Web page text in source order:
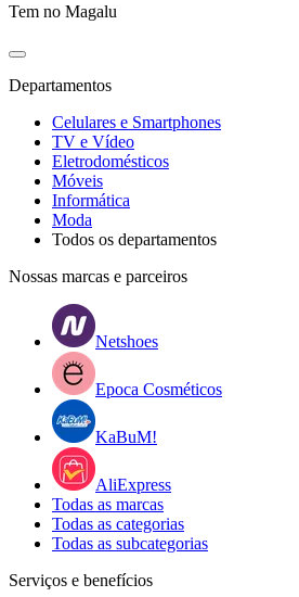
Tem no Magalu
Departamentos
Celulares e Smartphones
TV e Vídeo
Eletrodomésticos
Móveis
Informática
Moda
Todos os departamentos
Nossas marcas e parceiros
Netshoes
Epoca Cosméticos
KaBuM!
AliExpress
Todas as marcas
Todas as categorias
Todas as subcategorias
Serviços e benefícios